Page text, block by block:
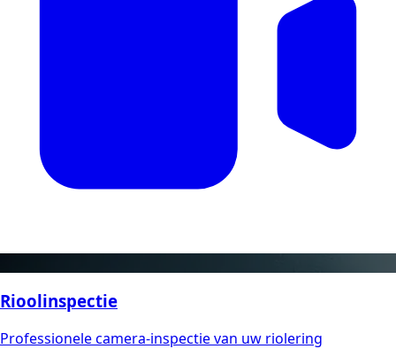
Rioolinspectie
Professionele camera-inspectie van uw riolering